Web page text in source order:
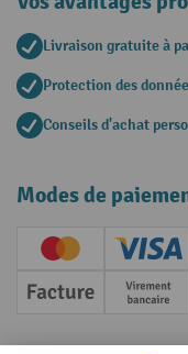
Livraison gratuite à
Protection des
Conseils d'achat
Modes de
Creditcard
Facture